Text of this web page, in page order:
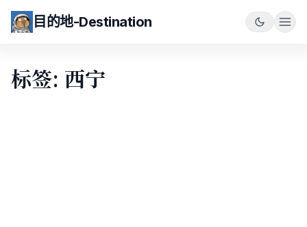
目的地-Destination
标签: 西宁